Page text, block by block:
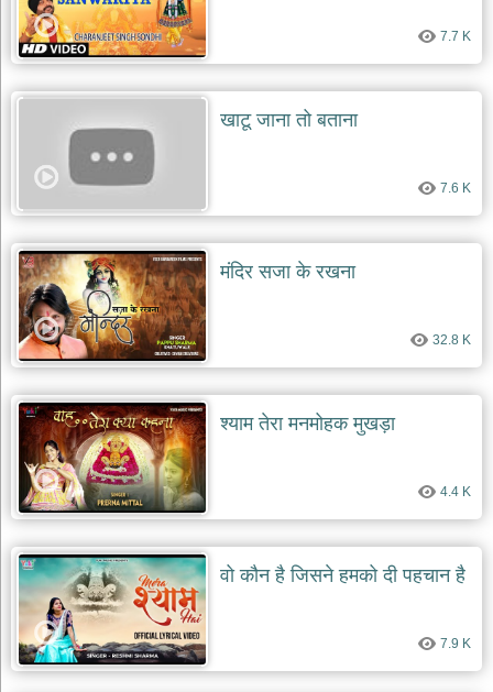
7.7 K
खाटू जाना तो बताना
7.6 K
मंदिर सजा के रखना
32.8 K
श्याम तेरा मनमोहक मुखड़ा
4.4 K
वो कौन है जिसने हमको दी पहचान है
7.9 K